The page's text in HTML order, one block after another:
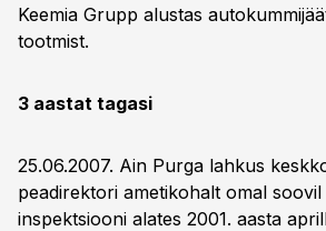
Keemia Grupp alustas
tootmist.
3 aastat tagasi
25.06.2007. Ain Purga lahkus
peadirektori ametikohalt omal
inspektsiooni alates 2001. aasta